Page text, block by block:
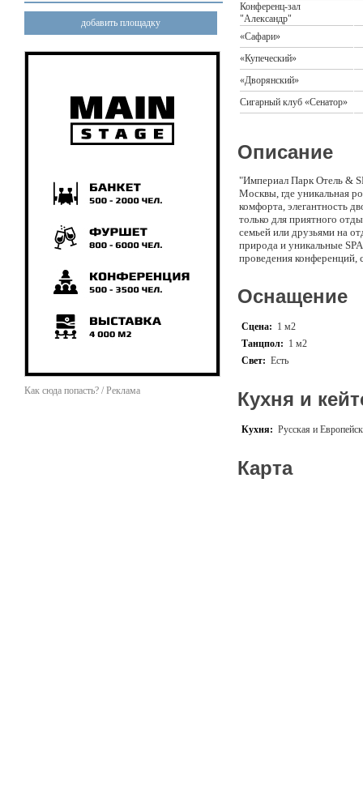
добавить площадку
Как сюда попасть? / Реклама
Конференц-зал
"Александр"
«Сафари»
«Купеческий»
«Дворянский»
Сигарный клуб «Сенатор»
Описание
"Империал Парк Отель &
Москвы, где уникальная
комфорта, элегантность
только для приятного
семьей или друзьями на
природа и уникальные
проведения конференций,
Оснащение
Сцена: 1 м2
Танцпол: 1 м2
Свет: Есть
Кухня и
Кухня: Русская и
Карта